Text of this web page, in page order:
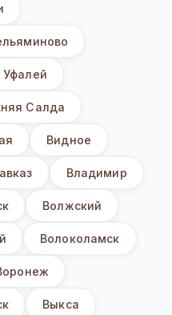
Уфалей
Салда
Видное
Владимир
Волжский
Волоколамск
Выкса